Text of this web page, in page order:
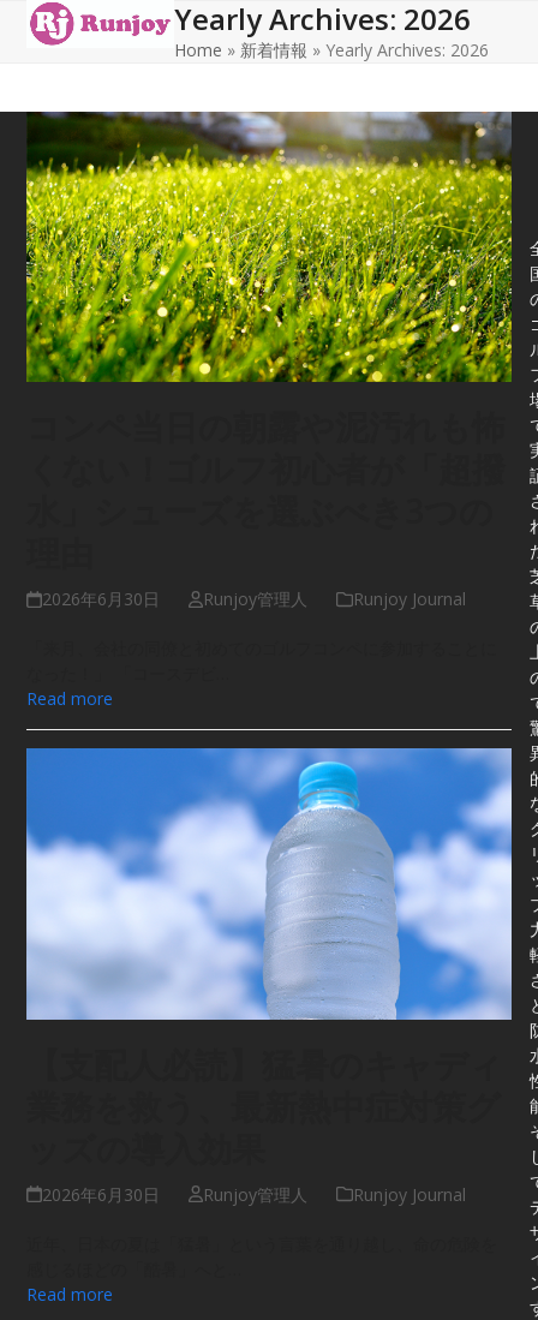
Open
mobile
Close
mobile
Yearly Archives: 2026
Home » 新着情報 » Yearly Archives: 2026
2026年6月30日 Runjoy管理人 Runjoy Journal
Read more
2026年6月30日 Runjoy管理人 Runjoy Journal
Read more